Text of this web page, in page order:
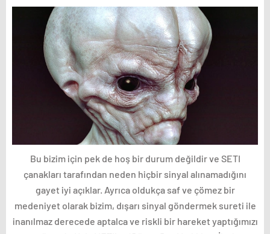
Bu bizim için pek de hoş bir durum değildir ve SETI
çanakları tarafından neden hiçbir sinyal alınamadığını
gayet iyi açıklar. Ayrıca oldukça saf ve çömez bir
medeniyet olarak bizim, dışarı sinyal göndermek sureti ile
inanılmaz derecede aptalca ve riskli bir hareket yaptığımızı